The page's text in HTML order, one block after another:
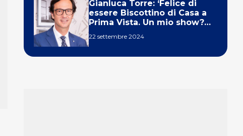
Gianluca Torre: ‘Felice di
essere Biscottino di Casa a
Prima Vista. Un mio show?
22 settembre 2024